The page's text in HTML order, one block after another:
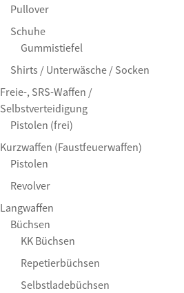
Pullover
Schuhe
Gummistiefel
Shirts / Unterwäsche / Socken
Freie-, SRS-Waffen /
Selbstverteidigung
Pistolen (frei)
Kurzwaffen (Faustfeuerwaffen)
Pistolen
Revolver
Langwaffen
Büchsen
KK Büchsen
Repetierbüchsen
Selbstladebüchsen